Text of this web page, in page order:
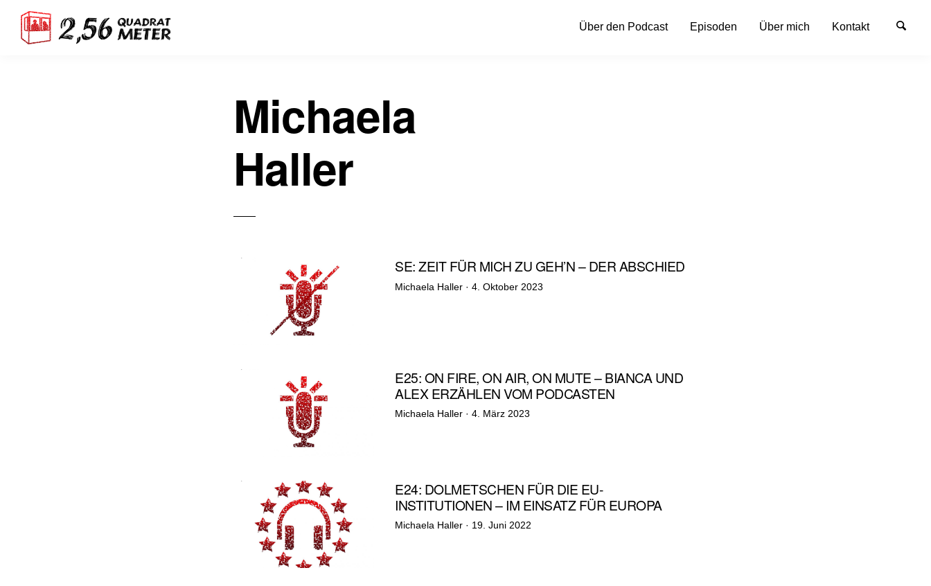
Über den Podcast Episoden Über mich Kontakt
Michaela
Haller
SE: ZEIT FÜR MICH ZU GEH’N – DER ABSCHIED
Michaela Haller ·Veröffentlicht
4. Oktober 2023
E25: ON FIRE, ON AIR, ON MUTE – BIANCA UND
ALEX ERZÄHLEN VOM PODCASTEN
Michaela Haller ·Veröffentlicht
4. März 2023
E24: DOLMETSCHEN FÜR DIE EU-
INSTITUTIONEN – IM EINSATZ FÜR EUROPA
Michaela Haller · Veröffentlicht
19. Juni 2022